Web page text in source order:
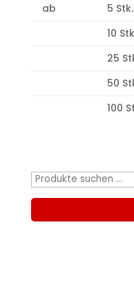
ab 5 Stk.
10
25
50
100
Suchen